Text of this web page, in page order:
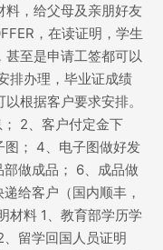
，给父母及亲朋好友
，在读证明，学生
至是申请工签都可以
排办理，毕业证成绩
根据客户要求安排。
2、客户付定金下
； 4、电子图做好发
做成品； 6、成品做
给客户（国内顺丰，
材料 1、教育部学历学
留学回国人员证明